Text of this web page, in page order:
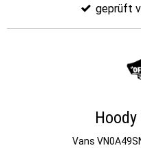
geprüft
Hoody
Vans